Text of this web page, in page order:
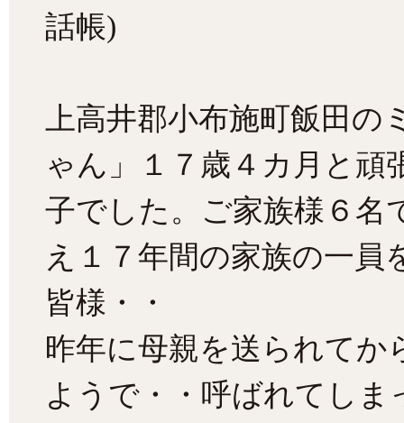
話帳)
上高井郡小布施町飯田
ゃん」１７歳４カ月と頑
子でした。ご家族様６名
え１７年間の家族の一員
皆様・・
昨年に母親を送られて
ようで・・呼ばれてし